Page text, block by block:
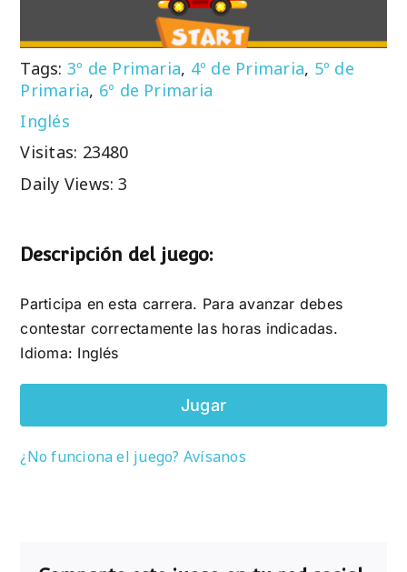
Tags: 3º de Primaria, 4º de Primaria, 5º de
Primaria, 6º de Primaria
Inglés
Visitas: 23480
Daily Views: 3
Descripción del juego:
Participa en esta carrera. Para avanzar debes
contestar correctamente las horas indicadas.
Idioma: Inglés
Jugar
¿No funciona el juego? Avísanos